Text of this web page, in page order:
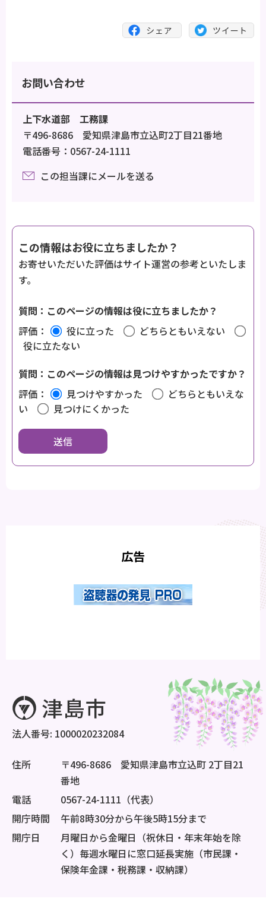
お問い合わせ
上下水道部 工務課
〒496-8686 愛知県津島市立込町2丁目21番地
電話番号：0567-24-1111
この担当課にメールを送る
この情報はお役に立ちましたか？
お寄せいただいた評価はサイト運営の参考といたしま
す。
質問：このページの情報は役に立ちましたか？
評価：
役に立った
どちらともいえない
役に立たない
質問：このページの情報は見つけやすかったですか？
評価：
見つけやすかった
どちらともいえな
い
見つけにくかった
広告
法人番号: 1000020232084
住所
〒496-8686 愛知県津島市立込町 2丁目21
番地
電話
0567-24-1111（代表）
開庁時間
午前8時30分から午後5時15分まで
開庁日
月曜日から金曜日（祝休日・年末年始を除
く）毎週水曜日に窓口延長実施（市民課・
保険年金課・税務課・収納課）